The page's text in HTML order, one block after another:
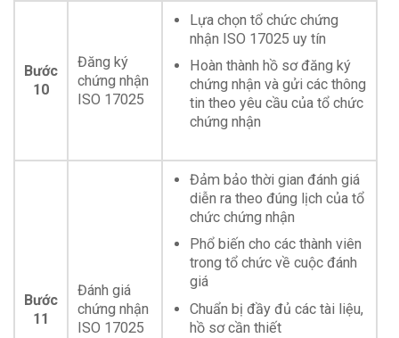
Bước
10
Đăng ký
chứng nhận
ISO 17025
Lựa chọn tổ chức chứng
nhận ISO 17025 uy tín
Hoàn thành hồ sơ đăng ký
chứng nhận và gửi các thông
tin theo yêu cầu của tổ chức
chứng nhận
Bước
11
Đánh giá
chứng nhận
ISO 17025
Đảm bảo thời gian đánh giá
diễn ra theo đúng lịch của tổ
chức chứng nhận
Phổ biến cho các thành viên
trong tổ chức về cuộc đánh
giá
Chuẩn bị đầy đủ các tài liệu,
hồ sơ cần thiết